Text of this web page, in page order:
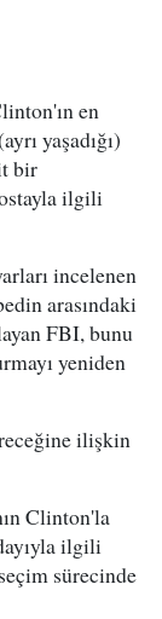
en
yaşadığı)
bir
ilgili
incelenen
arasındaki
FBI, bunu
yeniden
ilişkin
Clinton'la
ilgili
sürecinde